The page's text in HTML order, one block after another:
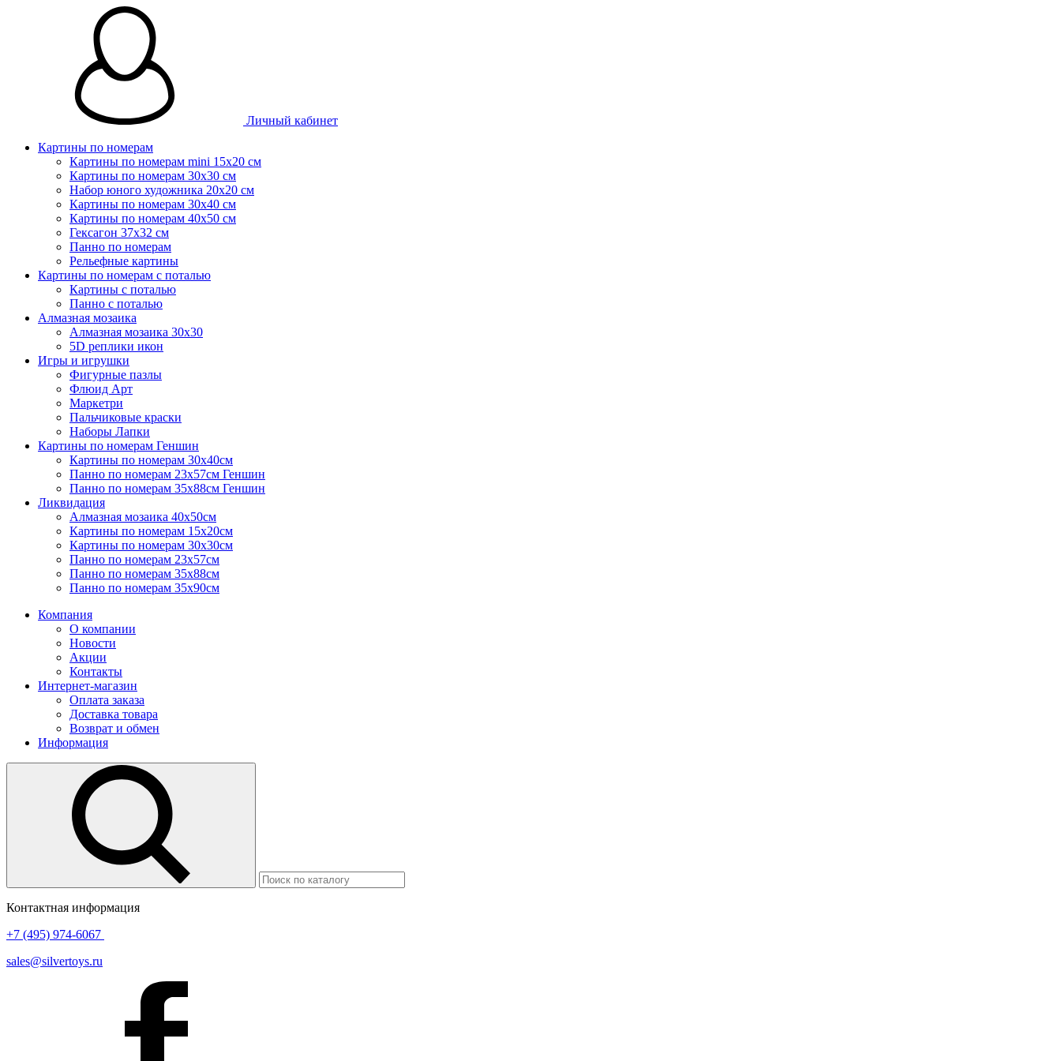
Личный кабинет
Картины по номерам
Картины по номерам mini 15х20 см
Картины по номерам 30x30 см
Набор юного художника 20х20 см
Картины по номерам 30х40 см
Картины по номерам 40х50 см
Гексагон 37х32 см
Панно по номерам
Рельефные картины
Картины по номерам с поталью
Картины с поталью
Панно с поталью
Алмазная мозаика
Алмазная мозаика 30х30
5D реплики икон
Игры и игрушки
Фигурные пазлы
Флюид Арт
Маркетри
Пальчиковые краски
Наборы Лапки
Картины по номерам Геншин
Картины по номерам 30х40см
Панно по номерам 23х57см Геншин
Панно по номерам 35х88см Геншин
Ликвидация
Алмазная мозаика 40х50см
Картины по номерам 15х20см
Картины по номерам 30х30см
Панно по номерам 23х57см
Панно по номерам 35х88см
Панно по номерам 35х90см
Компания
О компании
Новости
Акции
Контакты
Интернет-магазин
Оплата заказа
Доставка товара
Возврат и обмен
Информация
Контактная информация
+7 (495) 974-6067
sales@silvertoys.ru